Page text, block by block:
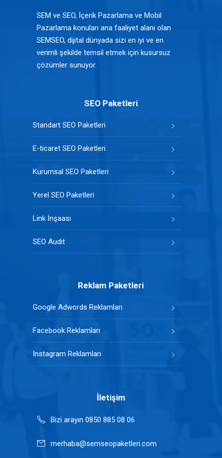
SEM ve SEO, İçerik Pazarlama ve Mobil
Pazarlama konuları ana faaliyet alanı olan
SEMSEO, dijital dünyada sizi en iyi ve en
verimli şekilde temsil etmek için kusursuz
çözümler sunuyor.
SEO Paketleri
Standart SEO Paketleri
E-ticaret SEO Paketleri
Kurumsal SEO Paketleri
Yerel SEO Paketleri
Link İnşaası
SEO Audit
Reklam Paketleri
Google Adwords Reklamları
Facebook Reklamları
Instagram Reklamları
İletişim
Bizi arayın 0850 885 08 06
merhaba@semseopaketleri.com